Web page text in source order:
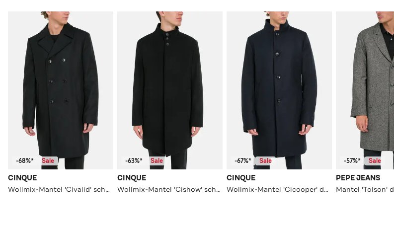
-68%* Sale
CINQUE
Wollmix-Mantel 'Civalid' schwarz
-63%* Sale
CINQUE
Wollmix-Mantel 'Cishow' schwarz
-67%* Sale
CINQUE
Wollmix-Mantel 'Cicooper' dunkelblau
-57%* Sale
PEPE JEANS
Mantel 'Tolson'